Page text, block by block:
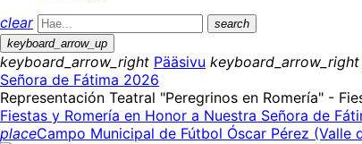
clear
search
keyboard_arrow_up
keyboard_arrow_right Pääsivu keyboard_arrow_right
Señora de Fátima 2026
Representación Teatral "Peregrinos en Romería" -
Fiestas y Romería en Honor a Nuestra Señora de
placeCampo Municipal de Fútbol Óscar Pérez (Valle